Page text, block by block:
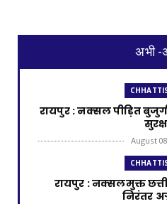
अभी -
रायपुर : नक्सल पीड़ित
August
रायपुर : नक्सलमुक्त
निरंतर